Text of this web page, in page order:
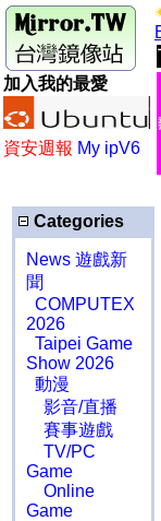
加入我的最愛
資安週報 My ipV6
Categories
News 遊戲新
聞
COMPUTEX
2026
Taipei Game
Show 2026
動漫
影音/直播
賽事遊戲
TV/PC
Game
Online
Game